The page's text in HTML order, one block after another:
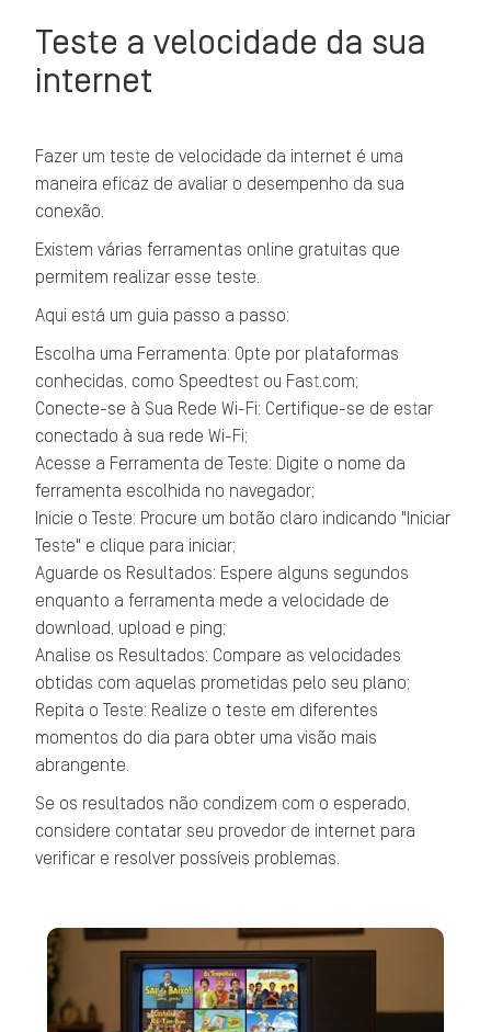
Teste a velocidade da sua
internet
Fazer um teste de velocidade da internet é uma
maneira eficaz de avaliar o desempenho da sua
conexão.
Existem várias ferramentas online gratuitas que
permitem realizar esse teste.
Aqui está um guia passo a passo:
Escolha uma Ferramenta: Opte por plataformas
conhecidas, como Speedtest ou Fast.com;
Conecte-se à Sua Rede Wi-Fi: Certifique-se de estar
conectado à sua rede Wi-Fi;
Acesse a Ferramenta de Teste: Digite o nome da
ferramenta escolhida no navegador;
Inicie o Teste: Procure um botão claro indicando "Iniciar
Teste" e clique para iniciar;
Aguarde os Resultados: Espere alguns segundos
enquanto a ferramenta mede a velocidade de
download, upload e ping;
Analise os Resultados: Compare as velocidades
obtidas com aquelas prometidas pelo seu plano;
Repita o Teste: Realize o teste em diferentes
momentos do dia para obter uma visão mais
abrangente.
Se os resultados não condizem com o esperado,
considere contatar seu provedor de internet para
verificar e resolver possíveis problemas.